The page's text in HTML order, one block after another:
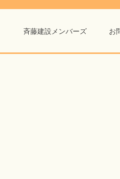
斉藤建設メンバーズ お